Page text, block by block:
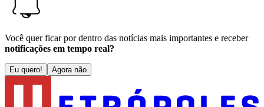
Você quer ficar por dentro das notícias mais importantes e receber
notificações em tempo real?
Eu quero! Agora não